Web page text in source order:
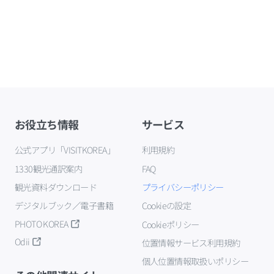
お役立ち情報
公式アプリ「VISITKOREA」
1330観光通訳案内
観光資料ダウンロード
デジタルブック／電子書籍
PHOTO KOREA
Odii
サービス
利用規約
FAQ
プライバシーポリシー
Cookieの設定
Cookieポリシー
位置情報サービス利用規約
個人位置情報取扱いポリシー